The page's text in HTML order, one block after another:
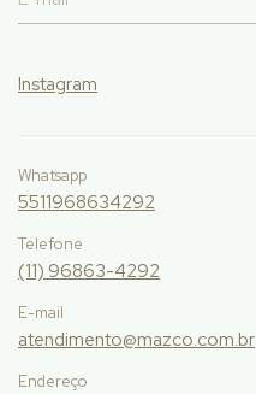
Instagram
Whatsapp
5511968634292
Telefone
(11) 96863-4292
E-mail
atendimento@mazco.com.br
Endereço